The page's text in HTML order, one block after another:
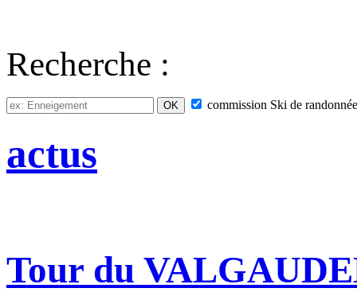
Recherche :
commission Ski de randonnée
actus
Tour du